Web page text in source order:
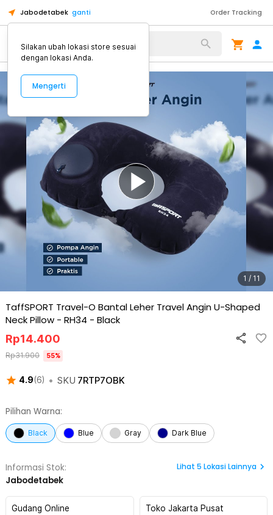
Jabodetabek ganti Order Tracking
Alat Kopi
1 / 11
TaffSPORT Travel-O Bantal Leher Travel Angin U-Shaped
Neck Pillow - RH34 - Black
4.9(6) • SKU 7RTP7OBK
Rp14.400
Rp31.900 55%
Pilihan Warna:
Black Blue Gray Dark Blue
Informasi Stok:
Jabodetabek
Lihat 5 Lokasi Lainnya
Gudang Online Toko Jakarta Pusat
Silakan ubah lokasi store sesuai
dengan lokasi Anda.
Mengerti